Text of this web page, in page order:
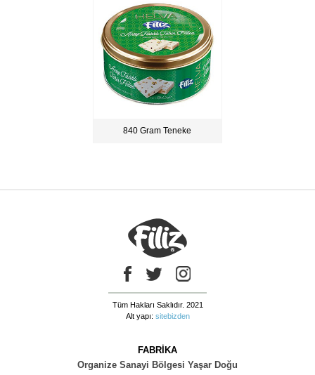
840 Gram Teneke
Tüm Hakları Saklıdır. 2021
Alt yapı: sitebizden
FABRİKA
Organize Sanayi Bölgesi Yaşar Doğu